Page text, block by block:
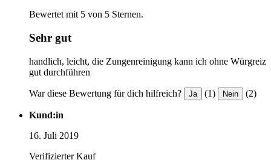
Bewertet mit 5 von 5 Sternen.
Sehr gut
handlich, leicht, die Zungenreinigung kann ich ohne Würgreiz
gut durchführen
War diese Bewertung für dich hilfreich? Ja (1) Nein (2)
Kund:in
16. Juli 2019
Verifizierter Kauf